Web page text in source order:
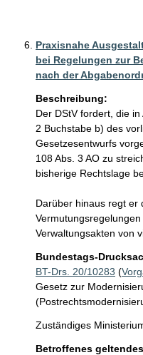
Praxisnahe
bei Regelungen zur
nach der
Beschreibung:
Der DStV fordert, die
2 Buchstabe b) des
Gesetzesentwurfs
108 Abs. 3 AO zu
bisherige Rechtslage
Darüber hinaus regt er
Verwaltungsakten von
Bundestags-
BT-Drs. 20/10283 (
Gesetz zur
Zuständiges
Betroffenes